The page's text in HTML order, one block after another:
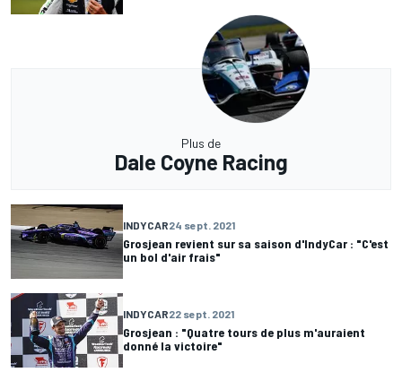
Plus de
Dale Coyne Racing
INDYCAR24 sept. 2021
Grosjean revient sur sa saison d'IndyCar : "C'est
un bol d'air frais"
INDYCAR22 sept. 2021
Grosjean : "Quatre tours de plus m'auraient
donné la victoire"